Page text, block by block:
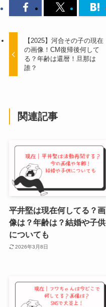
【2025】河合その子の現在
の画像！CM復帰後何して
る？年齢は還暦！旦那は
誰？
関連記事
平井堅は現在何してる？画
像は？年齢は？結婚や子供
についても
2026年3月8日